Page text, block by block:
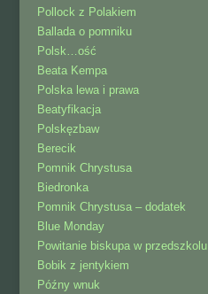
Pollock z Polakiem
Ballada o pomniku
Polsk…ość
Beata Kempa
Polska lewa i prawa
Beatyfikacja
Polskęzbaw
Berecik
Pomnik Chrystusa
Biedronka
Pomnik Chrystusa – dodatek
Blue Monday
Powitanie biskupa w przedszkolu
Bobik z jentykiem
Późny wnuk